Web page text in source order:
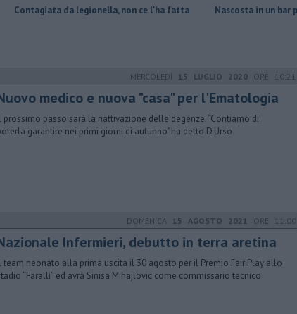
da legionella, non ce l'ha fatta Nascosta in un bar per sfuggire
MERCOLEDÌ 15 LUGLIO 2020 ORE 10:21
medico e nuova "casa" per l'Ematologia
prossimo passo sarà la riattivazione delle degenze. “Contiamo di
garantire nei primi giorni di autunno" ha detto D'Urso
DOMENICA 15 AGOSTO 2021 ORE 11:00
Infermieri, debutto in terra aretina
team neonato alla prima uscita il 30 agosto per il Premio Fair Play allo
“Faralli” ed avrà Sinisa Mihajlovic come commissario tecnico